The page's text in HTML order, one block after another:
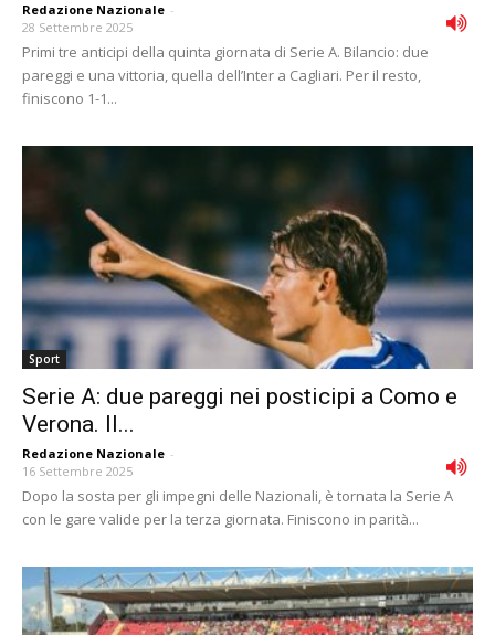
Redazione Nazionale -
28 Settembre 2025
Primi tre anticipi della quinta giornata di Serie A. Bilancio: due
pareggi e una vittoria, quella dell’Inter a Cagliari. Per il resto,
finiscono 1-1...
Sport
Serie A: due pareggi nei posticipi a Como e
Verona. Il...
Redazione Nazionale -
16 Settembre 2025
Dopo la sosta per gli impegni delle Nazionali, è tornata la Serie A
con le gare valide per la terza giornata. Finiscono in parità...